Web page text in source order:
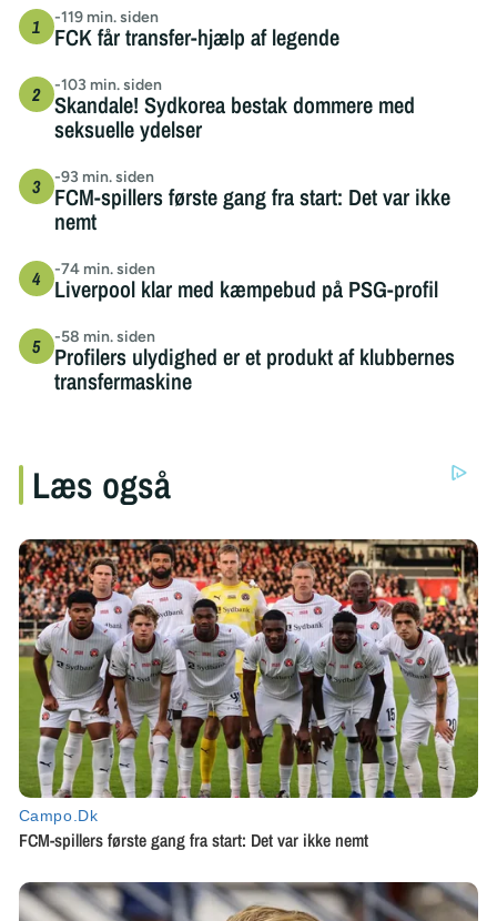
-119 min. siden
FCK får transfer-hjælp af legende
-103 min. siden
Skandale! Sydkorea bestak dommere med
seksuelle ydelser
-93 min. siden
FCM-spillers første gang fra start: Det var ikke
nemt
-74 min. siden
Liverpool klar med kæmpebud på PSG-profil
-58 min. siden
Profilers ulydighed er et produkt af klubbernes
transfermaskine